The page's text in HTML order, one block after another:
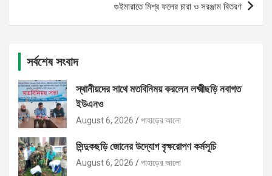
গুইমারাতে মিশ্র ফলের চারা ও সরঞ্জাম বিতরণ
সর্বশেষ সংবাদ
স্থানীয়দের সাথে মতবিনিময় করলেন লক্ষ্মীছড়ি নবাগত
ইউএনও
August 6, 2026 পাহাড়ের আলো
সিন্দুকছড়ি জোনের উদ্যোগ বৃক্ষরোপণ কর্মসূচি
August 6, 2026 পাহাড়ের আলো